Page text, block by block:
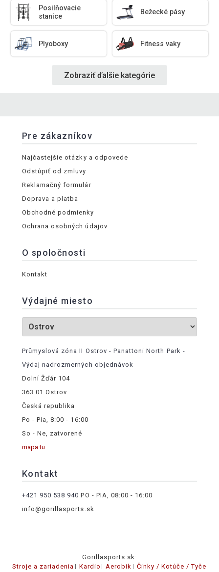
Posilňovacie
stanice
Bežecké pásy
Plyoboxy Fitness vaky
Zobraziť ďalšie kategórie
Pre zákazníkov
Najčastejšie otázky a odpovede
Odstúpiť od zmluvy
Reklamačný formulár
Doprava a platba
Obchodné podmienky
Ochrana osobných údajov
O spoločnosti
Kontakt
Výdajné miesto
Průmyslová zóna II Ostrov - Panattoni North Park -
Výdaj nadrozmerných objednávok
Dolní Žďár 104
363 01 Ostrov
Česká republika
Po - Pia, 8:00 - 16:00
So - Ne, zatvorené
mapa tu
Kontakt
+421 950 538 940 PO - PIA, 08:00 - 16:00
info@gorillasports.sk
Gorillasports.sk:
Stroje a zariadenia
Kardio Aerobik
Činky / Kotúče / Tyče